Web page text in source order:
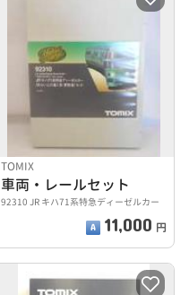
TOMIX
車両・レールセット
92310 JR キハ71系特急ディーゼルカー
11,000 円